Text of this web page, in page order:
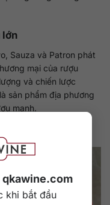
qkawine.com
khi bắt đầu
lớn
Sauza và Patron phát
mại của rượu
và chiến lược
sản phẩm địa phương
mạnh.
cầu